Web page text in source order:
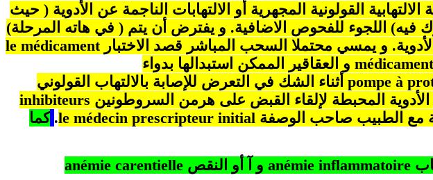
القولونية المجهرية أو الالتهابات الناجمة عن الأدوية ( حيث
فيه) اللجوء للفحوص الاضافية. و يفترض أن يتم ( في هاته المرحلة)
و يمسي محتملا السحب المباشر قصد الاختبار
le médicament
médicament و العقاقير الممكن استبدالها بدواء
pompe à
أثناء الشك في التعرض للإصابة بالالتهاب القولوني
الأدوية المحبطة لإلقاء القبض على هرمن السروطونين inhibiteurs
مع الطبيب صاحب الوصفة le médecin prescripteur initial
. كما
anémie inflammatoire و آ أو النقص anémie carentielle